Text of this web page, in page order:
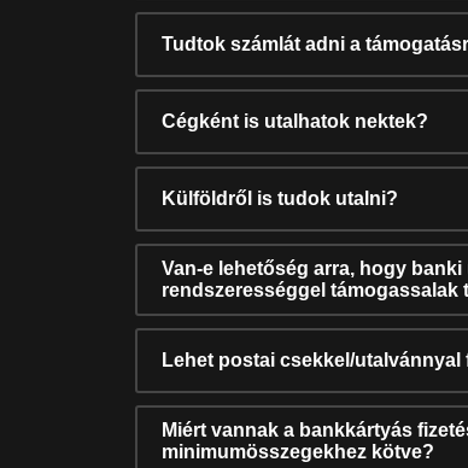
Tudtok számlát adni a
Cégként is utalhatok nektek?
Külföldről is tudok utalni?
Van-e lehetőség arra, hogy
rendszerességgel támogassalak
Lehet postai csekkel/utalvánnyal
Miért vannak a bankkártyás
minimumösszegekhez kötve?